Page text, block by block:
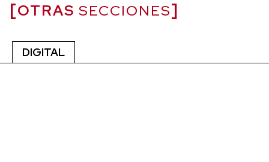
OTRAS SECCIONES
DIGITAL